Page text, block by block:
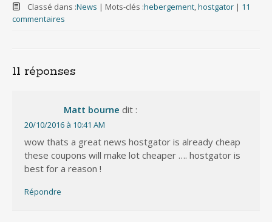
Classé dans :News | Mots-clés :hebergement, hostgator | 11
commentaires
11 réponses
Matt bourne dit :
20/10/2016 à 10:41 AM
wow thats a great news hostgator is already cheap
these coupons will make lot cheaper …. hostgator is
best for a reason !
Répondre